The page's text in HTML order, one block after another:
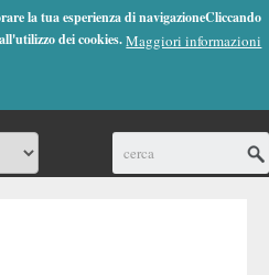
la tua esperienza di navigazioneCliccando
dei cookies.Maggiori informazioni
(0)